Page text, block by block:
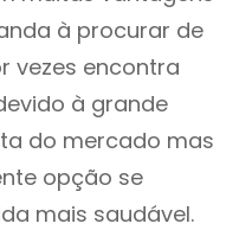
à procurar de
vezes encontra
à grande
do mercado mas
opção se
mais saudável.